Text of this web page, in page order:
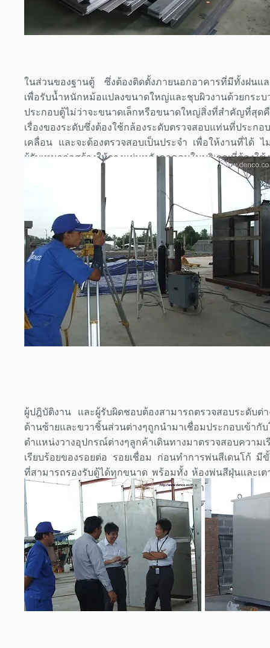
ในส่วนของฐานตู้ ซึ่งต้องติดตั้งภายนอกอาคารที่มีทั้งฝนแ
เพื่อรับน้ำหนักหม้อแปลงขนาดใหญ่และชุบผิวงานด้วยกระ
ประกอบตู้ไม่ว่าจะขนาดเล็กหรือขนาดใหญ่สิ่งที่สำคัญที่สุ
เรื่องของระดับซึ่งต้องใช้กล้องระดับตรวจสอบแท่นที่ประ
เคลื่อน และจะต้องตรวจสอบเป็นประจำ เพื่อให้งานที่ได้
ผู้รับเหมาก่อสร้างให้วางแผ่นหลังคาคลุมในบริเวณที่ต้อง
ผู้ปฎิบัติงาน และผู้รับผิดชอบต้องสามารถตรวจสอบระดับต่
ด้านซ้ายและขวาชิ้นส่วนต่างๆถูกนำมาเชื่อมประกอบเข้า
ตำแหน่งวางอุปกรณ์ต่างๆลูกค้าเดินทางมาตรวจสอบความ
เรียบร้อยของรอยต่อ รอยเชื่อม ก่อนทำการพ่นสีเดนโก้
ที่สามารถรองรับดู้ได้ทุกขนาด พร้อมทั้ง ห้องพ่นสีฝุ่นและ
เมื่อพ่นสีส่วนประกอบต่างๆเรียบร้อยแล้ว ช่างประกอบจะน
สอบอีกครั้ง ก่อนการส่งไปต่างประเทศการตรวจสอบอีก
มาตรฐานของลูกค้า